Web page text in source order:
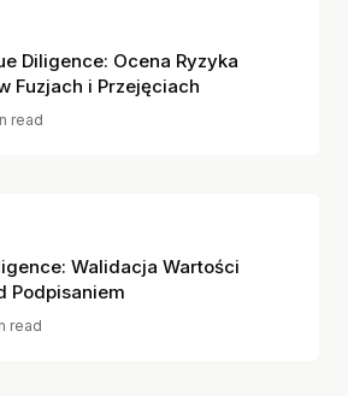
Diligence: Ocena Ryzyka
Fuzjach i Przejęciach
read
Walidacja Wartości
Podpisaniem
read